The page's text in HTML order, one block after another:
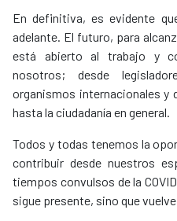
En definitiva, es evidente
adelante. El futuro, para
está abierto al trabajo y
nosotros; desde
organismos internacionales y
hasta la ciudadanía en general.
Todos y todas tenemos la
contribuir desde nuestros
tiempos convulsos de la
sigue presente, sino que